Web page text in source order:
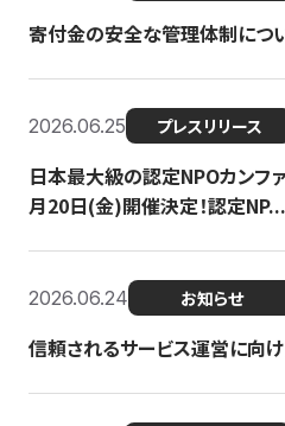
寄付金の安全な管理体制につ
2026.06.25 プレスリリース
日本最大級の認定NPOカンフ
月20日(金)開催決定！認定NP...
2026.06.24 お知らせ
信頼されるサービス運営に向